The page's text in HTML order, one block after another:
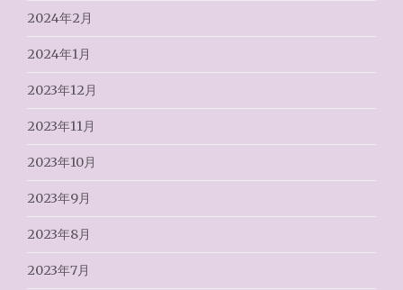
2024年2月
2024年1月
2023年12月
2023年11月
2023年10月
2023年9月
2023年8月
2023年7月